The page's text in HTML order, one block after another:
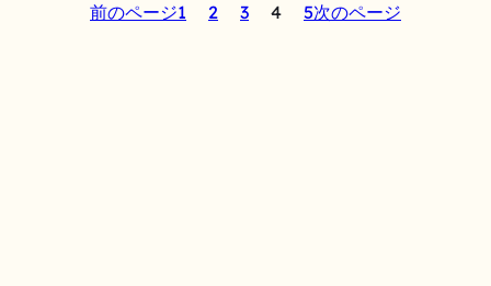
前のページ1 2 3 4 5次のページ